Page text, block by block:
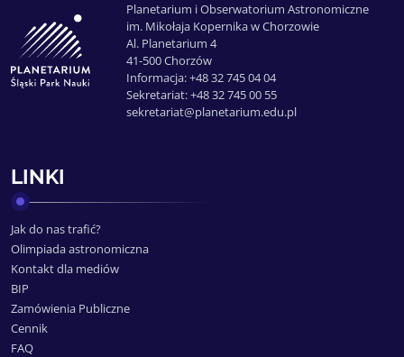
Planetarium i Obserwatorium Astronomiczne
im. Mikołaja Kopernika w Chorzowie
Al. Planetarium 4
41-500 Chorzów
Informacja: +48 32 745 04 04
Sekretariat: +48 32 745 00 55
sekretariat@planetarium.edu.pl
LINKI
Jak do nas trafić?
Olimpiada astronomiczna
Kontakt dla mediów
BIP
Zamówienia Publiczne
Cennik
FAQ